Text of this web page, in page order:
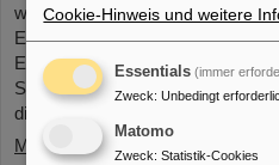
werden, obwohl sie durch die
Einige Methoden sind schon in
Entwicklungen des GSI
Schwerionenforschung bieten
die Krebsbehandlung.
Mehr »
Cookie-Hinweis und weitere
Essentials (immer
Zweck: Unbedingt
Matomo
Zweck: Statistik-Cookies